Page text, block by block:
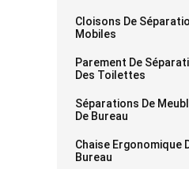
Cloisons De
Mobiles
Parement De
Des Toilettes
Séparations De
De Bureau
Chaise Ergonomique
Bureau